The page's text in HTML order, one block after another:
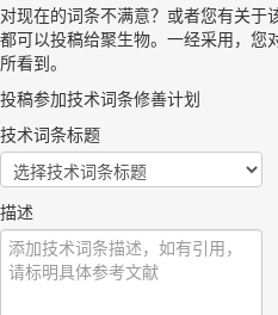
对现在的词条不满意？或者您有关于
都可以投稿给聚生物。一经采用，您
所看到。
投稿参加技术词条修善计划
技术词条标题
描述